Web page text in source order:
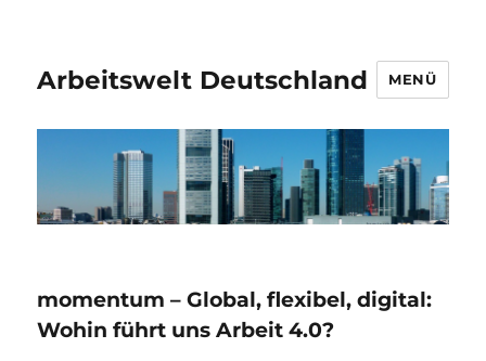
Arbeitswelt Deutschland MENÜ
momentum – Global, flexibel, digital:
Wohin führt uns Arbeit 4.0?